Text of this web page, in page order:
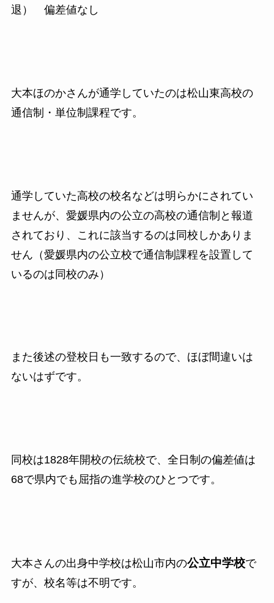
退） 偏差値なし
大本ほのかさんが通学していたのは松山東高校の
通信制・単位制課程です。
通学していた高校の校名などは明らかにされてい
ませんが、愛媛県内の公立の高校の通信制と報道
されており、これに該当するのは同校しかありま
せん（愛媛県内の公立校で通信制課程を設置して
いるのは同校のみ）
また後述の登校日も一致するので、ほぼ間違いは
ないはずです。
同校は1828年開校の伝統校で、全日制の偏差値は
68で県内でも屈指の進学校のひとつです。
大本さんの出身中学校は松山市内の公立中学校で
すが、校名等は不明です。